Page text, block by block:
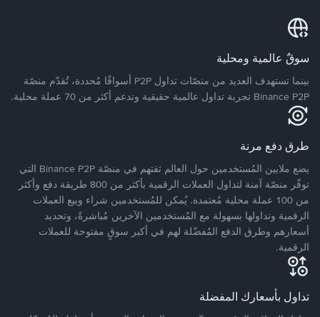
سوقٌ عالمية ومحلية
بينما تستهدف العديد من منصّات تداول P2P أسواقًا مُحددة، تُقدّم منصّة
Binance P2P تجربة تداول عالمية حقيقية وتدعم أكثر من 70 عملة محلية.
طرق دفع مرنة
يضع ملايين المُستخدمين حول العالم ثقتهم في منصّة Binance P2P التي
توفّر منصّة آمنة لتداول العملات الرقمية بأكثر من 800 طريقة دفع وأكثر
من 100 عملة محلية مُعتمدة. يُمكن للمُستخدمين شراء وبيع العملات
الرقمية وتداولها بسهولة مع المُستخدمين الآخرين مُباشرةً، وتحديد
أسعارهم وطرق الدفع المُفضّلة لهم في أكبر سوقٍ مفتوحة للعملات
الرقمية.
تداول بأسعارك المفضلة